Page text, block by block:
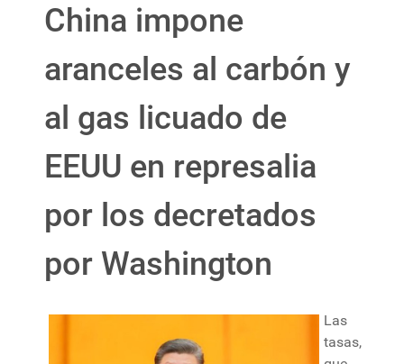
China impone
aranceles al carbón y
al gas licuado de
EEUU en represalia
por los decretados
por Washington
Las
tasas,